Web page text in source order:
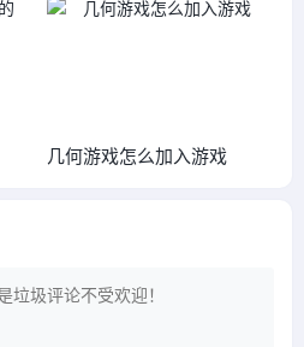
几何游戏怎么加入游戏